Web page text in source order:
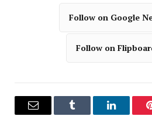
Follow on Google
Follow on
بينتيريستلينكدإن Tumblr
البريد